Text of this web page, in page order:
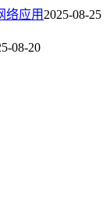
络应用 2025-08-25
08-20